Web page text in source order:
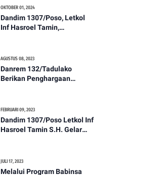
1307/Poso
OKTOBER 01, 2024
Dandim 1307/Poso, Letkol
Inf Hasroel Tamin,
Kenaikan Pangkat Personel
Kodim 1307/Poso
AGUSTUS 08, 2023
Danrem 132/Tadulako
Berikan Penghargaan
FEBRUARI 09, 2023
Dandim 1307/Poso Letkol Inf
Hasroel Tamin S.H. Gelar
Tahun 2023
JULI 17, 2023
Melalui Program Babinsa